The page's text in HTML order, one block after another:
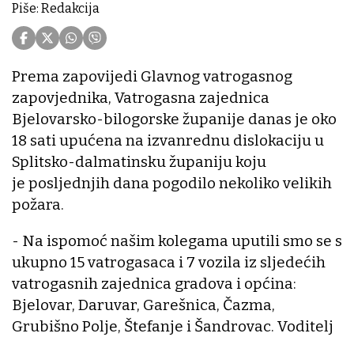
Piše: Redakcija
Prema zapovijedi Glavnog vatrogasnog
zapovjednika, Vatrogasna zajednica
Bjelovarsko-bilogorske županije danas je oko
18 sati upućena na izvanrednu dislokaciju u
Splitsko-dalmatinsku županiju koju
je posljednjih dana pogodilo nekoliko velikih
požara.
- Na ispomoć našim kolegama uputili smo se s
ukupno 15 vatrogasaca i 7 vozila iz sljedećih
vatrogasnih zajednica gradova i općina:
Bjelovar, Daruvar, Garešnica, Čazma,
Grubišno Polje, Štefanje i Šandrovac. Voditelj